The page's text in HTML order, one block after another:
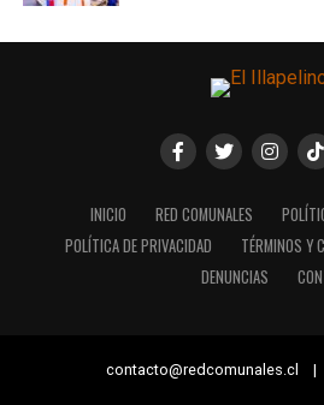
INICIO RED COMUNALES
POLÍTICA DE PRIVACIDAD
TÉRMINOS Y
DENUNCIAS
contacto@redcomunales.cl |